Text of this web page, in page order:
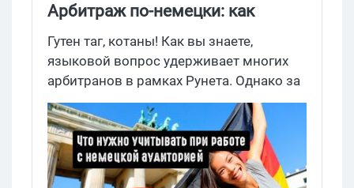
Арбитраж по-немецки: как
работать с ГЕО Германия
Гутен таг, котаны! Как вы знаете,
языковой вопрос удерживает многих
арбитранов в рамках Рунета. Однако за
его пределами есть гораздо больше
возможностей для добычи трафика и
заработка на партнерках. Поэтому
сегодня поговорим об особенностях
работы с Германией и о бурж трафе.